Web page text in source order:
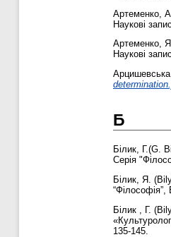
Артеменко,
Наукові
Артеменко,
Наукові
Б
Білик, Г.(G.
Серія
Білик, Я.
Білик , Г.
135-145.